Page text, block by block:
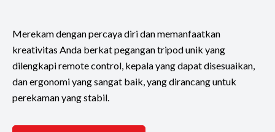
Merekam dengan percaya diri dan memanfaatkan
kreativitas Anda berkat pegangan tripod unik yang
dilengkapi remote control, kepala yang dapat disesuaikan,
dan ergonomi yang sangat baik, yang dirancang untuk
perekaman yang stabil.